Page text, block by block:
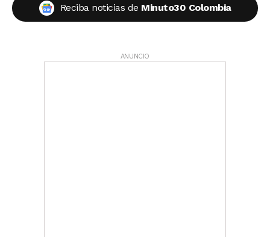
Reciba noticias de Minuto30 Colombia
ANUNCIO